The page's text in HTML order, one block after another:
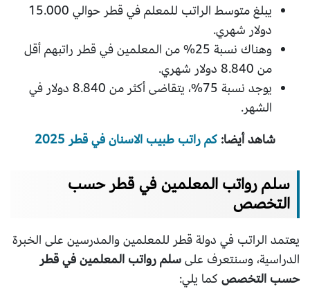
يبلغ متوسط الراتب للمعلم في قطر حوالي 15.000
دولار شهري.
وهناك نسبة 25% من المعلمين في قطر راتبهم أقل
من 8.840 دولار شهري.
يوجد نسبة 75%، يتقاضى أكثر من 8.840 دولار في
الشهر.
شاهد أيضا: كم راتب طبيب الاسنان في قطر 2025
سلم رواتب المعلمين في قطر حسب
التخصص
يعتمد الراتب في دولة قطر للمعلمين والمدرسين على الخبرة
الدراسية، وسنتعرف علىسلم رواتب المعلمين في قطر
حسب التخصص كما يلي: